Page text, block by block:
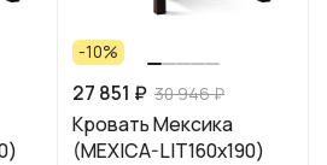
-10%
27 851 ₽ 30 946 ₽
Кровать Мексика
(MEXICA-LIT160х190)